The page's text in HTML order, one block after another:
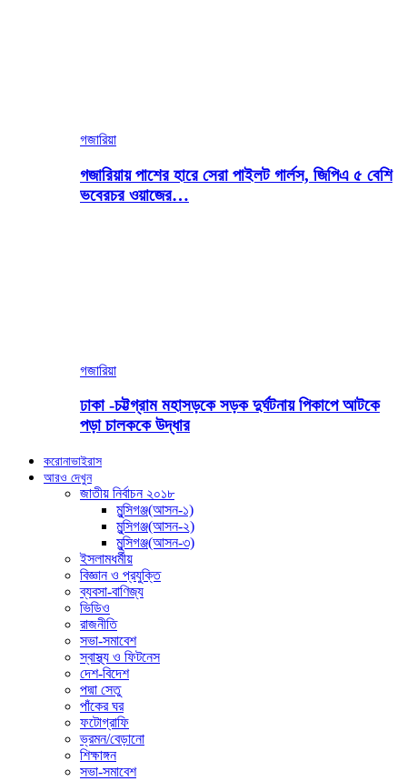
গজারিয়া
গজারিয়ায় পাশের হারে সেরা পাইলট গার্লস, জিপিএ ৫ বেশি
ভবেরচর ওয়াজের…
গজারিয়া
ঢাকা -চট্টগ্রাম মহাসড়কে সড়ক দুর্ঘটনায় পিকাপে আটকে
পড়া চালককে উদ্ধার
করোনাভাইরাস
আরও দেখুন
জাতীয় নির্বাচন ২০১৮
মুন্সিগঞ্জ(আসন-১)
মুন্সিগঞ্জ(আসন-২)
মুন্সিগঞ্জ(আসন-৩)
ইসলামধর্মীয়
বিজ্ঞান ও প্রযুক্তি
ব্যবসা-বাণিজ্য
ভিডিও
রাজনীতি
সভা-সমাবেশ
স্বাস্থ্য ও ফিটনেস
দেশ-বিদেশ
পদ্মা সেতু
পাঁকের ঘর
ফটোগ্রাফি
ভ্রমন/বেড়ানো
শিক্ষাঙ্গন
সভা-সমাবেশ